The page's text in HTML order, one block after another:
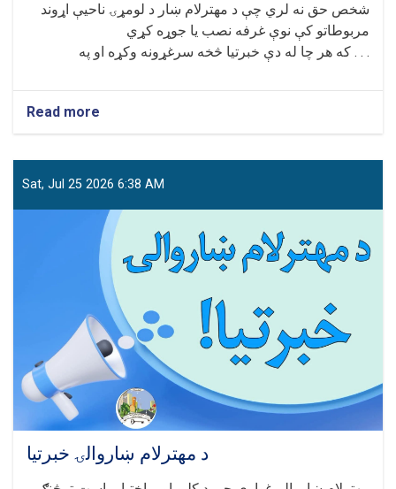
شخص حق نه لري چې د مهترلام ښار د لومړۍ ناحیې اړوند
مربوطاتو کې نوې غرفه نصب یا جوړه کړي
که هر چا له دې خبرتیا څخه سرغړونه وکړه او په . . .
Read more
د
ګوڼې
د
په
موخه
مهترلام
ښاروالۍ
خبرتیا
Sat, Jul 25 2026 6:38 AM
د مهترلام ښاروالۍ خبرتیا